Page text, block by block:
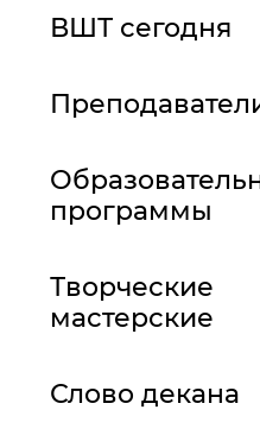
ВШТ сегодня
программы
Творческие
мастерские
Слово декана